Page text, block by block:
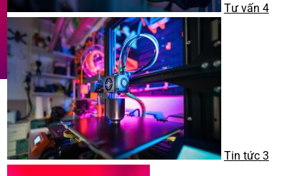
Tư vấn 4
Tin tức 3